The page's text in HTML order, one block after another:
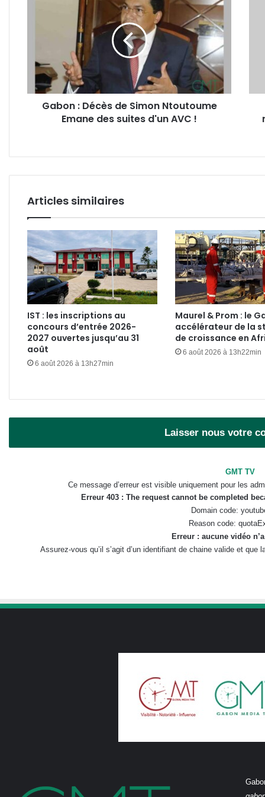
Emane
suites
Gabon : Décès de Simon Ntoutoume
Emane des suites d'un AVC !
par
PDG
Cour
Articles similaires
IST : les inscriptions au
concours d’entrée 2026-
2027 ouvertes jusqu’au 31
août
6 août 2026 à 13h27min
Maurel & Prom : le
accélérateur de la
de croissance en
6 août 2026 à 13h22min
Laisser nous votre
GMT TV
Ce message d’erreur est visible uniquement pour les
Erreur 403 : The request cannot be completed
Domain code:
Reason code:
Erreur : aucune vidéo
Assurez-vous qu’il s’agit d’un identifiant de chaine valide et